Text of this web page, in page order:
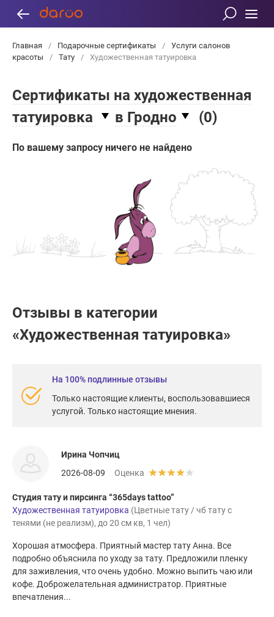
Главная / Подарочные сертификаты /
Услуги салонов
красоты
/ Тату / Художественная татуировка
Сертификаты на художественная
татуировка
в Гродно (0)
По вашему запросу ничего не найдено
Отзывы в категории
«Художественная татуировка»
На 100% подлинные отзывы
Только настоящие клиенты, воспользовавшиеся
услугой. Только настоящие мнения.
Ирина Чопчиц
2026-08-09
Оценка
Студия тату и пирсинга “365days tattoo”
Художественная татуировка (Цветные тату / чб тату с
тенями (не реализм), до 20 см кв, 1 чел)
Хорошая атмосфера. Приятный мастер тату Анна. Все
подробно объяснила по уходу за тату. Предложили пленку
для заживления, что очень удобно. Можно выпить чаю или
кофе. Доброжелательная администратор. Приятные
впечатления...